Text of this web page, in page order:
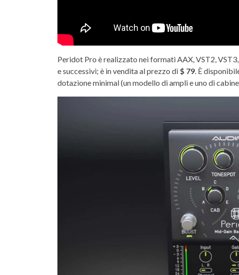
Peridot Pro è realizzato nei formati AAX, VST2,
e successivi; è in vendita al prezzo di $ 79 . È
dotazione minimal (un modello di ampli e uno di